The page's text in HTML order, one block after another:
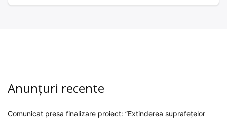
Anunțuri recente
Comunicat presa finalizare proiect: ”Extinderea suprafețelor